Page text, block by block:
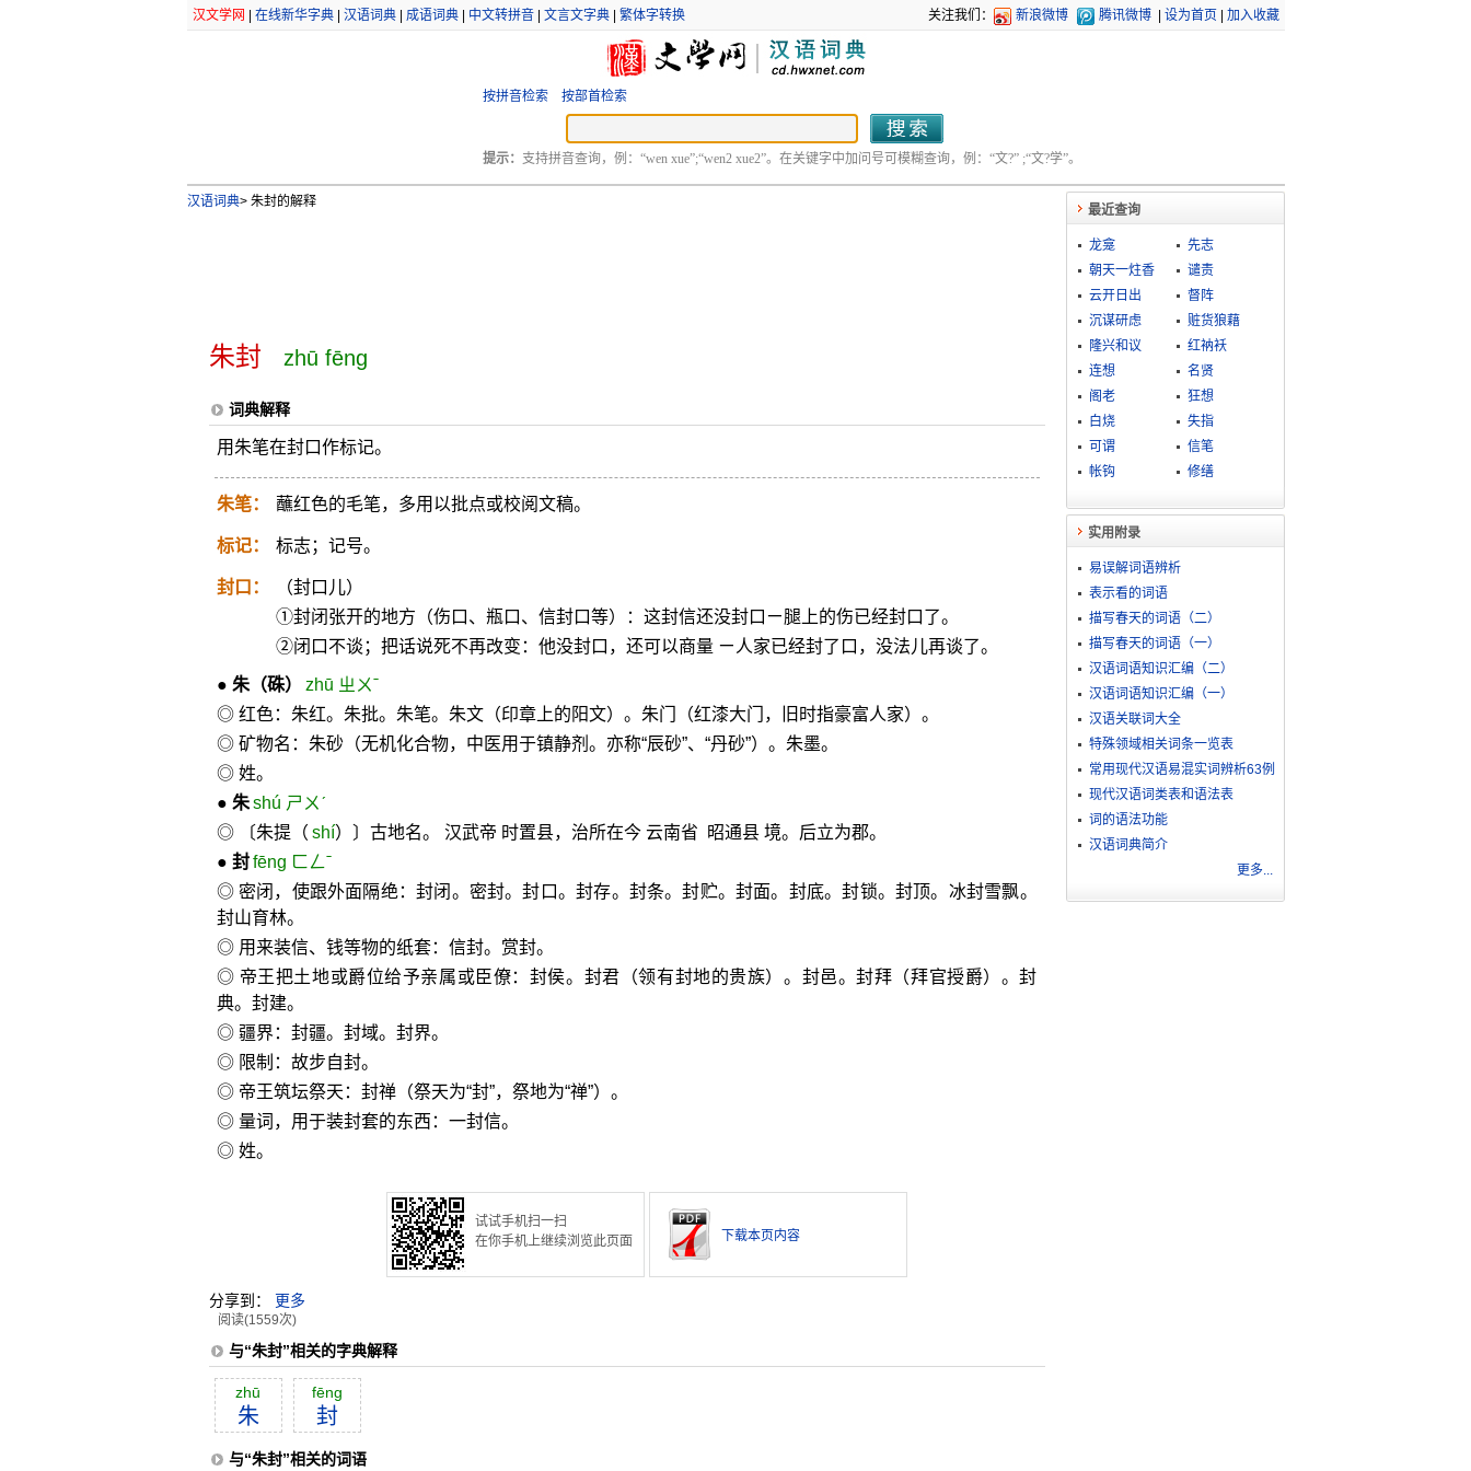
汉文学网 在线新华字典| 汉语词典| 成语词典| 中文转拼音| 文言文字典| 繁体字转换 关注我们： 新浪微博 腾讯微博 设为首页 加入收藏
按拼音检索 按部首检索
提示： 支持拼音查询，例：“wen xue”;“wen2 xue2”。在关键字中加问号可模糊查询，例：“文?” ;“文?学”。
汉语词典>朱封的解释
朱封 zhū fēng
词典解释
用朱笔在封口作标记。
朱笔： 蘸红色的毛笔，多用以批点或校阅文稿。
标记： 标志；记号。
封口：
（封口儿）
①封闭张开的地方（伤口、瓶口、信封口等）：这封信还没封口ㄧ腿上的伤已经封口了。
②闭口不谈；把话说死不再改变：他没封口，还可以商量 ㄧ人家已经封了口，没法儿再谈了。
● 朱（硃）
zhū ㄓㄨˉ
◎ 红色：朱红。朱批。朱笔。朱文（印章上的阳文）。朱门（红漆大门，旧时指豪富人家）。
◎ 矿物名：朱砂（无机化合物，中医用于镇静剂。亦称“辰砂”、“丹砂”）。朱墨。
◎ 姓。
● 朱 shú ㄕㄨˊ
◎ 〔朱提（ shí）〕古地名。 汉武帝 时置县，治所在今 云南省 昭通县 境。后立为郡。
● 封 fēng ㄈㄥˉ
◎ 密闭，使跟外面隔绝：封闭。密封。封口。封存。封条。封贮。封面。封底。封锁。封顶。冰封雪飘。
封山育林。
◎ 用来装信、钱等物的纸套：信封。赏封。
◎ 帝王把土地或爵位给予亲属或臣僚：封侯。封君（领有封地的贵族）。封邑。封拜（拜官授爵）。封
典。封建。
◎ 疆界：封疆。封域。封界。
◎ 限制：故步自封。
◎ 帝王筑坛祭天：封禅（祭天为“封”，祭地为“禅”）。
◎ 量词，用于装封套的东西：一封信。
◎ 姓。
试试手机扫一扫
在你手机上继续浏览此页面
下载本页内容
分享到： 更多
阅读(1559次)
与“朱封”相关的字典解释
zhū
朱
fēng
封
与“朱封”相关的词语
最近查询
龙龛
先志
朝天一炷香
谴责
云开日出
督阵
沉谋研虑
赃货狼藉
隆兴和议
红衲袄
连想
名贤
阁老
狂想
白烧
失指
可谓
信笔
帐钩
修缮
实用附录
易误解词语辨析
表示看的词语
描写春天的词语（二）
描写春天的词语（一）
汉语词语知识汇编（二）
汉语词语知识汇编（一）
汉语关联词大全
特殊领域相关词条一览表
常用现代汉语易混实词辨析63例
现代汉语词类表和语法表
词的语法功能
汉语词典简介
更多...